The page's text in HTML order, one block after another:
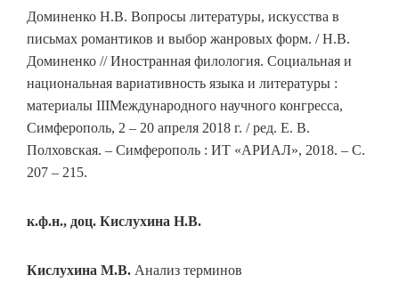
Доминенко Н.В. Вопросы литературы, искусства в
письмах романтиков и выбор жанровых форм. / Н.В.
Доминенко // Иностранная филология. Социальная и
национальная вариативность языка и литературы :
материалы IIIМеждународного научного конгресса,
Симферополь, 2 – 20 апреля 2018 г. / ред. Е. В.
Полховская. – Симферополь : ИТ «АРИАЛ», 2018. – С.
207 – 215.
к.ф.н., доц. Кислухина Н.В.
Кислухина М.В. Анализ терминов